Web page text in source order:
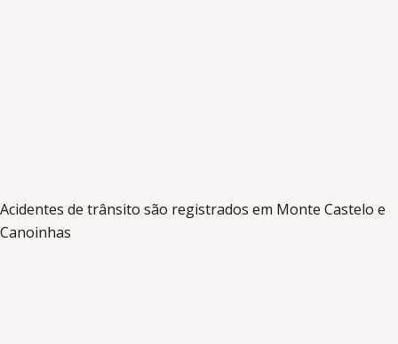
Acidentes de trânsito são registrados em Monte Castelo e
Canoinhas